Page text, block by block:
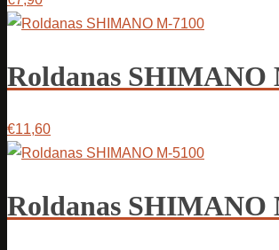
Roldanas SHIMANO
€11,60
Roldanas SHIMANO